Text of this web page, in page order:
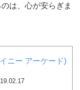
は、心が安らぎま
ニー アーケード)